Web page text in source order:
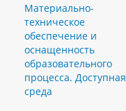
Материально-
техническое
обеспечение и
оснащенность
образовательного
процесса. Доступная
среда